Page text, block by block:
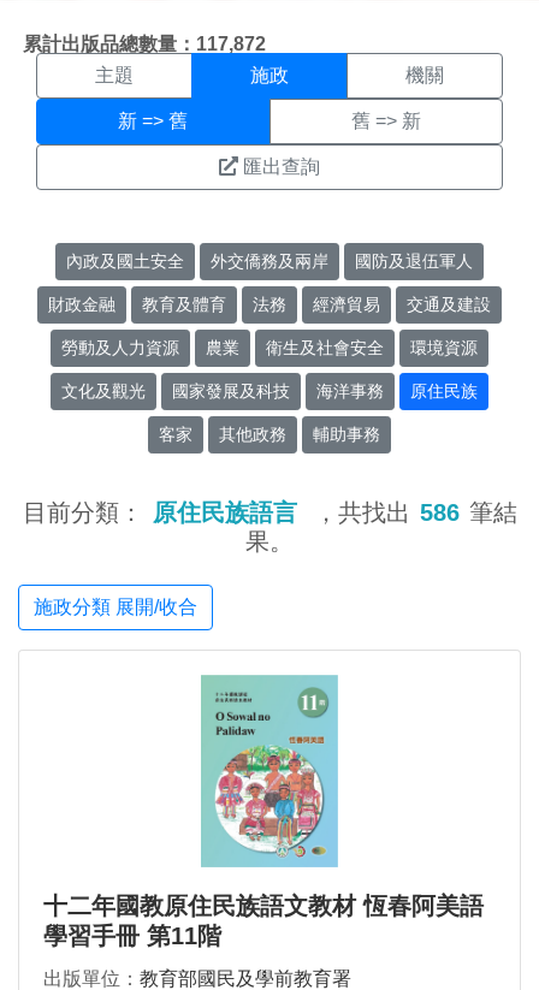
累計出版品總數量：117,872
施政搜尋結果頁面
主題 施政 機關
新 => 舊 舊 => 新
匯出查詢
內政及國土安全 外交僑務及兩岸 國防及退伍軍人
財政金融 教育及體育 法務 經濟貿易 交通及建設
勞動及人力資源 農業 衛生及社會安全 環境資源
文化及觀光 國家發展及科技 海洋事務 原住民族
客家 其他政務 輔助事務
目前分類： 原住民族語言 ，共找出 586 筆結
果。
施政分類 展開/收合
十二年國教原住民族語文教材 恆春阿美語
學習手冊 第11階
出版單位： 教育部國民及學前教育署